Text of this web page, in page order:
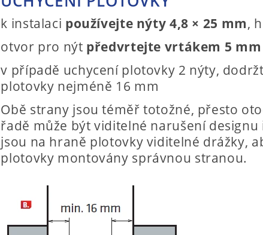
k instalaci používejte nýty 4,8 × 25 mm,
otvor pro nýt předvrtejte vrtákem 5 mm
v případě uchycení plotovky 2 nýty,
plotovky nejméně 16 mm
Obě strany jsou téměř totožné, přesto
řadě může být viditelné narušení
jsou na hraně plotovky viditelné drážky,
plotovky montovány správnou stranou.